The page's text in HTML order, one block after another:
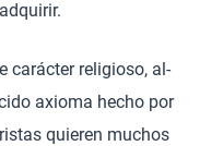
carácter religioso, al-
axioma hecho por
quieren muchos